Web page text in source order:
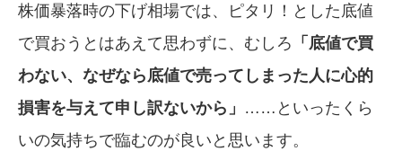
株価暴落時の下げ相場では、ピタリ！とした底値
で買おうとはあえて思わずに、むしろ 「底値で買
わない、なぜなら底値で売ってしまった人に心的
損害を与えて申し訳ないから」 ……といったくら
いの気持ちで臨むのが良いと思います。